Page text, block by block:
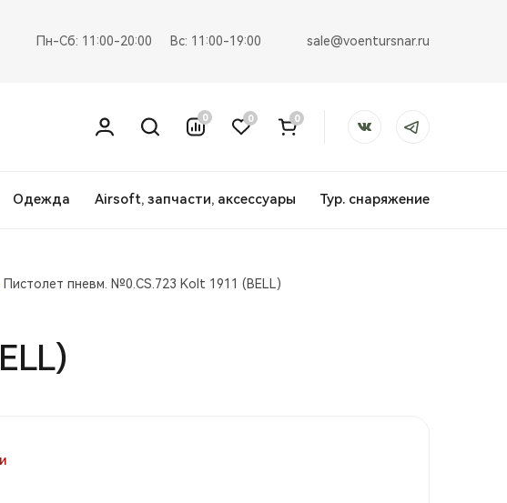
Пн-Сб: 11:00-20:00 Вс: 11:00-19:00 sale@voentursnar.ru
0 0 0
Одежда Airsoft, запчасти, аксессуары Тур. снаряжение
Пистолет пневм. №0.CS.723 Kolt 1911 (BELL)